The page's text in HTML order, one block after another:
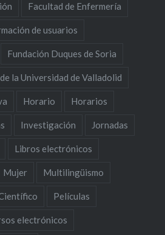
Facultad de Enfermería
de usuarios
Fundación Duques de Soria
la Universidad de Valladolid
Horario Horarios
Investigación Jornadas
Libros electrónicos
Mujer Multilingüismo
Películas
electrónicos